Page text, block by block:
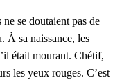
se doutaient pas de
À sa naissance, les
était mourant. Chétif,
les yeux rouges. C’est